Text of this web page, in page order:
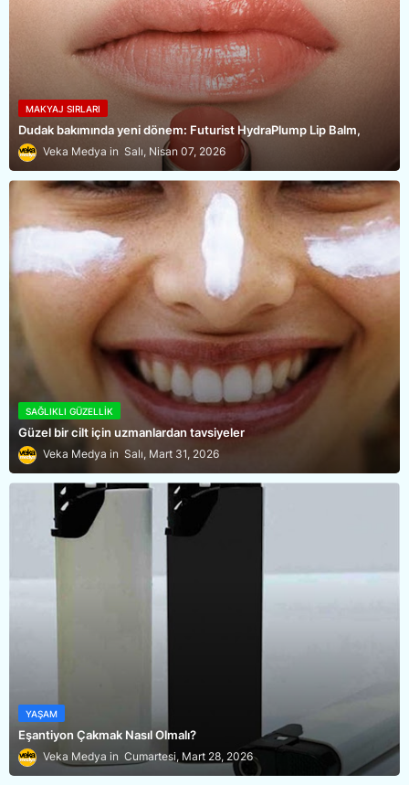
MAKYAJ SIRLARI
Dudak bakımında yeni dönem: Futurist HydraPlump Lip Balm,
Veka Medya Salı, Nisan 07, 2026
SAĞLIKLI GÜZELLIK
Güzel bir cilt için uzmanlardan tavsiyeler
Veka Medya Salı, Mart 31, 2026
YAŞAM
Eşantiyon Çakmak Nasıl Olmalı?
Veka Medya Cumartesi, Mart 28, 2026